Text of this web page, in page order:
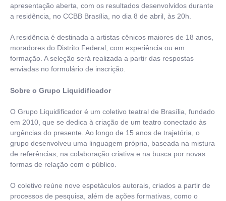
apresentação aberta, com os resultados desenvolvidos durante
a residência, no CCBB Brasília, no dia 8 de abril, às 20h.
A residência é destinada a artistas cênicos maiores de 18 anos,
moradores do Distrito Federal, com experiência ou em
formação. A seleção será realizada a partir das respostas
enviadas no formulário de inscrição.
Sobre o Grupo Liquidificador
O Grupo Liquidificador é um coletivo teatral de Brasília, fundado
em 2010, que se dedica à criação de um teatro conectado às
urgências do presente. Ao longo de 15 anos de trajetória, o
grupo desenvolveu uma linguagem própria, baseada na mistura
de referências, na colaboração criativa e na busca por novas
formas de relação com o público.
O coletivo reúne nove espetáculos autorais, criados a partir de
processos de pesquisa, além de ações formativas, como o